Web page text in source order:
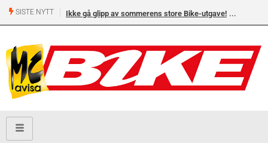
SISTE NYTT Ikke gå glipp av sommerens store Bike-utgave!